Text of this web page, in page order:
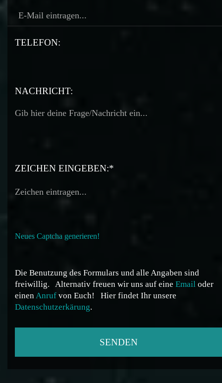
TELEFON:
TELEFON:
NACHRICHT:
ZEICHEN EINGEBEN:*
Neues Captcha generieren!
Die Benutzung des Formulars und alle Angaben sind
freiwillig.
Alternativ freuen wir uns auf eine Email oder
einenAnruf von Euch!
Hier findet Ihr unsere
Datenschutzerkärung.